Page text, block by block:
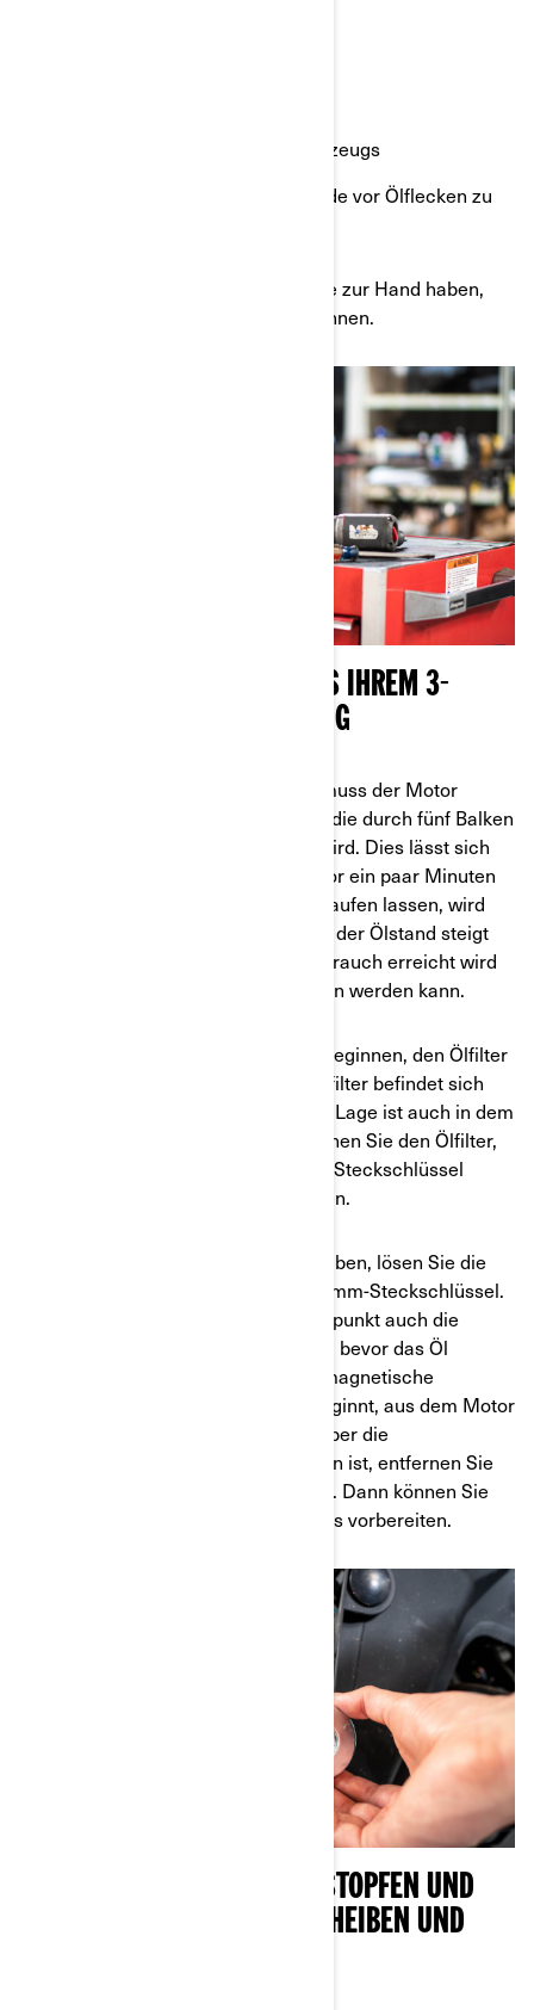
Rampen zum Anheben Ihres Fahrzeugs
Gummihandschuhe, um Ihre Hände vor Ölflecken zu
Wenn Sie alle oben genannten Dinge zur Hand haben,
können Sie mit dem Ölwechsel beginnen.
#1 - ABLASSEN DES ÖLS AUS IHREM 3-
RÄDRIGEN CAN-AM FAHRZEUG
Für einen erfolgreichen Ölwechsel muss der Motor
normale Betriebstemperatur haben, die durch fünf Balken
auf der Betriebsanzeige angezeigt wird. Dies lässt sich
leicht erreichen, indem Sie den Motor ein paar Minuten
laufen lassen. Wenn Sie den Motor laufen lassen, wird
das Öl erwärmt, der Motor läuft, und der Ölstand steigt
auf den Wert, der bei normalem Gebrauch erreicht wird
und bei dem er zuverlässig gemessen werden kann.
An diesem Punkt können Sie damit beginnen, den Ölfilter
aus dem Motor zu entfernen. Der Ölfilter befindet sich
unter der vorderen Motorhaube. Die Lage ist auch in dem
vorgestellten Video zu sehen. Entfernen Sie den Ölfilter,
indem Sie die Abdeckung mit einem Steckschlüssel
öffnen und den Ölfilter herausnehmen.
Nachdem Sie den Ölfilter entfernt haben, lösen Sie die
Hauptablassschraube mit einem 15 mm-Steckschlüssel.
Es ist auch praktisch, zu diesem Zeitpunkt auch die
sekundäre Ablassschraube zu lösen, bevor das Öl
ausläuft. Danach entfernen Sie die magnetische
Hauptablassschraube und das Öl beginnt, aus dem Motor
abzulaufen. Sobald die Entleerung über die
Hauptablassschraube abgeschlossen ist, entfernen Sie
auch die sekundäre Ablassschraube. Dann können Sie
die nächsten Schritte des Ölwechsels vorbereiten.
#2 - REINIGEN DER ABLASSSTOPFEN UND
ERSETZEN DER UNTERLEGSCHEIBEN UND